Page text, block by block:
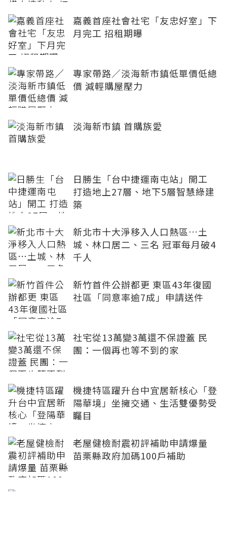
嘉義首座社會社宅「友忠好室」下
月完工 招租期曝
專家帶路／淡海新市鎮低單價低總
價 減輕購屋壓力
淡海新市鎮 首購族愛
日勝生「台中捷運南屯站」開工
打造地上27層、地下5層智慧綠建
築
新北市十大淨移入人口熱區…土
城、林口居二、三名 冠軍每月破4
千人
新竹首件公辦都更 東區43年復國
社區「同意率逾7成」申請送件
社宅從13萬變3萬還不保證蓋 民
團：一個再也等不到的家
機捷特區躍升台中宜居新核心「登
陽華境」坐擁交通、生活雙優勢受
矚目
老屋健檢耐震初評補助申請爆量
苗栗縣政府加碼100戶補助